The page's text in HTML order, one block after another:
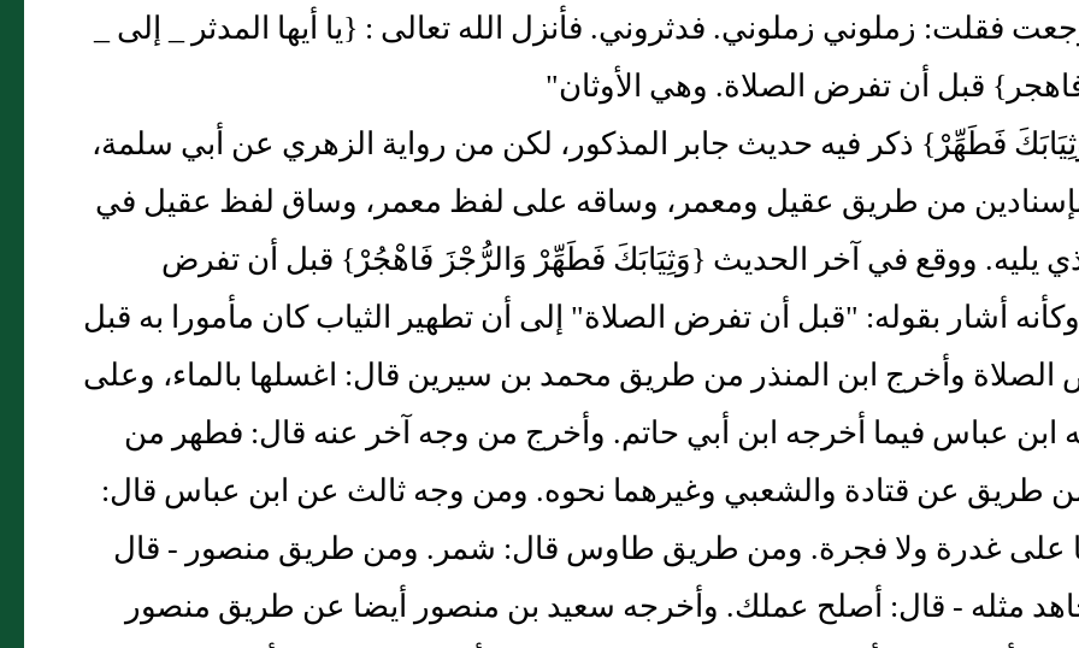
فقلت: زملوني زملوني. فدثروني. فأنزل الله تعالى : {يا أيها المدثر _ إلى _
قبل أن تفرض الصلاة. وهي الأوثان"
فَطَهِّرْ} ذكر فيه حديث جابر المذكور، لكن من رواية الزهري عن أبي سلمة،
من طريق عقيل ومعمر، وساقه على لفظ معمر، وساق لفظ عقيل في
يليه. ووقع في آخر الحديث {وَثِيَابَكَ فَطَهِّرْ وَالرُّجْزَ فَاهْجُرْ} قبل أن تفرض
أشار بقوله: "قبل أن تفرض الصلاة" إلى أن تطهير الثياب كان مأمورا به قبل
وأخرج ابن المنذر من طريق محمد بن سيرين قال: اغسلها بالماء، وعلى
ابن عباس فيما أخرجه ابن أبي حاتم. وأخرج من وجه آخر عنه قال: فطهر من
طريق عن قتادة والشعبي وغيرهما نحوه. ومن وجه ثالث عن ابن عباس قال:
على غدرة ولا فجرة. ومن طريق طاوس قال: شمر. ومن طريق منصور - قال
مثله - قال: أصلح عملك. وأخرجه سعيد بن منصور أيضا عن طريق منصور